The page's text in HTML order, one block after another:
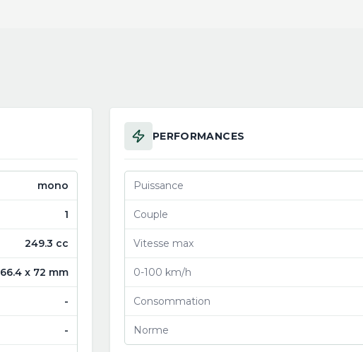
mono
1
249.3 cc
66.4 x 72 mm
-
-
PERFORMANCES
Puissance
Couple
Vitesse max
0-100 km/h
Consommation
Norme